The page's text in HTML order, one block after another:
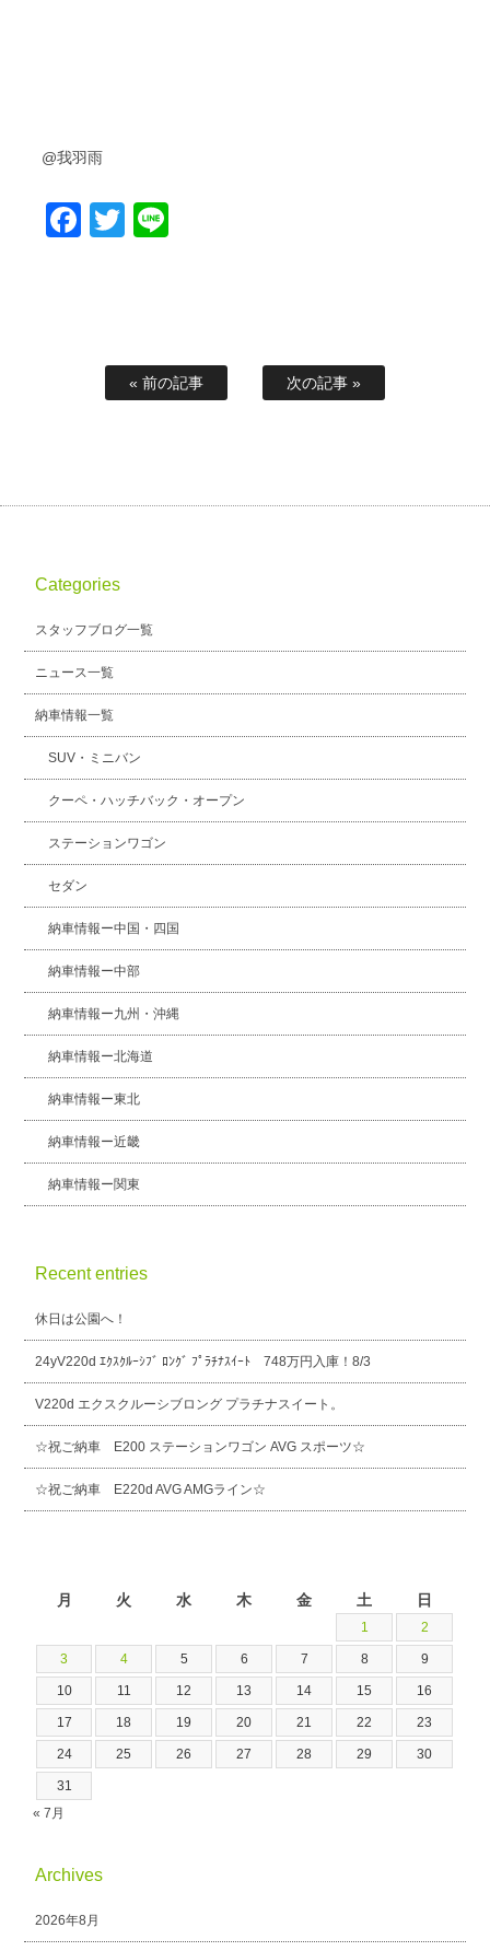
@我羽雨
Facebook
Twitter
« 前の記事 次の記事 »
Categories
スタッフブログ一覧
ニュース一覧
納車情報一覧
SUV・ミニバン
クーペ・ハッチバック・オープン
ステーションワゴン
セダン
納車情報ー中国・四国
納車情報ー中部
納車情報ー九州・沖縄
納車情報ー北海道
納車情報ー東北
納車情報ー近畿
納車情報ー関東
Recent entries
休日は公園へ！
24yV220d ｴｸｽｸﾙｰｼﾌﾞ ﾛﾝｸﾞ ﾌﾟﾗﾁﾅｽｲｰﾄ 748万円入庫！8/3
V220d エクスクルーシブロング プラチナスイート。
☆祝ご納車 E200 ステーションワゴン AVG スポーツ☆
☆祝ご納車 E220d AVG AMGライン☆
月 火 水 木 金 土 日
1 2
3 4 5 6 7 8 9
10 11 12 13 14 15 16
17 18 19 20 21 22 23
24 25 26 27 28 29 30
31
« 7月
Archives
2026年8月